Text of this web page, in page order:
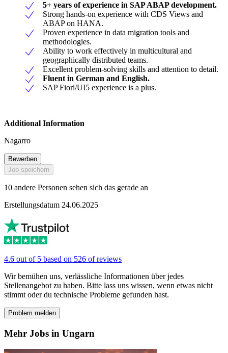
5+ years of experience in SAP ABAP development.
Strong hands-on experience with CDS Views and
ABAP on HANA.
Proven experience in data migration tools and
methodologies.
Ability to work effectively in multicultural and
geographically distributed teams.
Excellent problem-solving skills and attention to detail.
Fluent in German and English.
SAP Fiori/UI5 experience is a plus.
Additional Information
Nagarro
Bewerben
Job speichern
10 andere Personen sehen sich das gerade an
Erstellungsdatum 24.06.2025
4.6 out of 5 based on 526 of reviews
Wir bemühen uns, verlässliche Informationen über jedes
Stellenangebot zu haben. Bitte lass uns wissen, wenn etwas nicht
stimmt oder du technische Probleme gefunden hast.
Problem melden
Mehr Jobs in Ungarn